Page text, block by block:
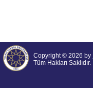
Copyright © 2026 by
Tüm Hakları Saklıdır.